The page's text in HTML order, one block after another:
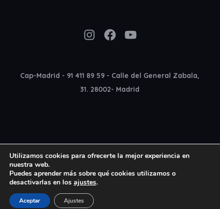
InstagramFacebook YouTube
Cap-Madrid - 91 411 89 59 - Calle del General Zabala,
31. 28002- Madrid
Copyright 2022 Cap Madrid © All rights reserved
Utilizamos cookies para ofrecerte la mejor experiencia en
nuestra web.
Puedes aprender más sobre qué cookies utilizamos o
desactivarlas en los ajustes.
Aceptar Ajustes